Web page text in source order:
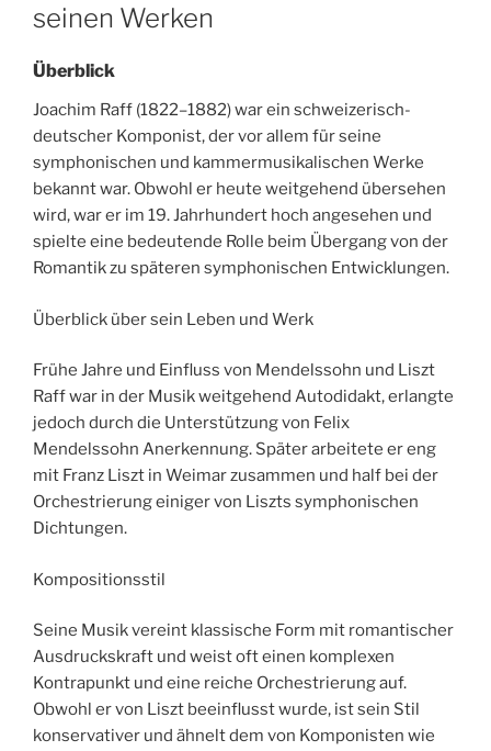
seinen Werken
Überblick
Joachim Raff (1822–1882) war ein schweizerisch-
deutscher Komponist, der vor allem für seine
symphonischen und kammermusikalischen Werke
bekannt war. Obwohl er heute weitgehend übersehen
wird, war er im 19. Jahrhundert hoch angesehen und
spielte eine bedeutende Rolle beim Übergang von der
Romantik zu späteren symphonischen Entwicklungen.
Überblick über sein Leben und Werk
Frühe Jahre und Einfluss von Mendelssohn und Liszt
Raff war in der Musik weitgehend Autodidakt, erlangte
jedoch durch die Unterstützung von Felix
Mendelssohn Anerkennung. Später arbeitete er eng
mit Franz Liszt in Weimar zusammen und half bei der
Orchestrierung einiger von Liszts symphonischen
Dichtungen.
Kompositionsstil
Seine Musik vereint klassische Form mit romantischer
Ausdruckskraft und weist oft einen komplexen
Kontrapunkt und eine reiche Orchestrierung auf.
Obwohl er von Liszt beeinflusst wurde, ist sein Stil
konservativer und ähnelt dem von Komponisten wie